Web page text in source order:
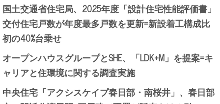
国土交通省住宅局、2025年度「設計住宅性能評価書」
交付住宅戸数が年度最多戸数を更新=新設着工構成比
初の40%台乗せ
オープンハウスグループとSHE、「LDK+M」を提案=キ
ャリアと住環境に関する調査実施
中央住宅「アクシスケイプ春日部・南桜井」、春日部